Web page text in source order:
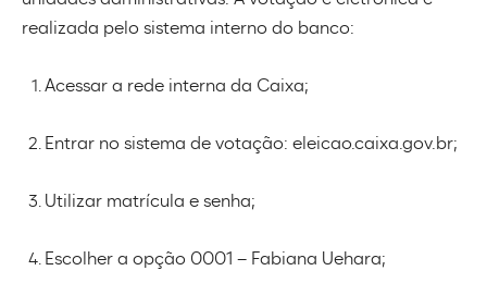
realizada pelo sistema interno do banco:
Acessar a rede interna da Caixa;
Entrar no sistema de votação: eleicao.caixa.gov.br;
Utilizar matrícula e senha;
Escolher a opção 0001 – Fabiana Uehara;